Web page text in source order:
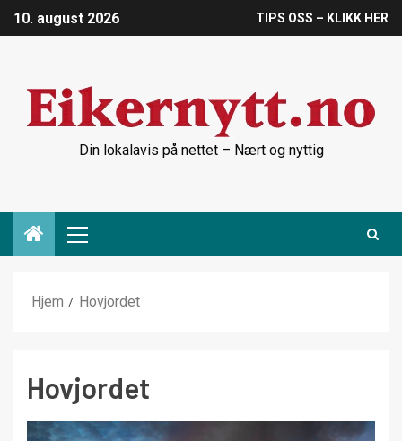
10. august 2026 TIPS OSS – KLIKK HER
Din lokalavis på nettet – Nært og nyttig
Hjem Hovjordet
Hovjordet